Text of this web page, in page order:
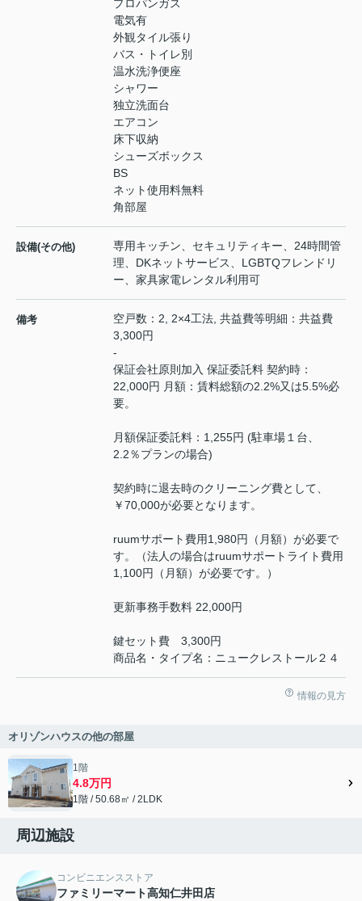
プロパンガス
電気有
外観タイル張り
バス・トイレ別
温水洗浄便座
シャワー
独立洗面台
エアコン
床下収納
シューズボックス
BS
ネット使用料無料
角部屋
設備(その他)
専用キッチン、セキュリティキー、24時間管
理、DKネットサービス、LGBTQフレンドリ
ー、家具家電レンタル利用可
備考
空戸数：2, 2×4工法, 共益費等明細：共益費
3,300円
-
保証会社原則加入 保証委託料 契約時：
22,000円 月額：賃料総額の2.2%又は5.5%必
要。
月額保証委託料：1,255円 (駐車場１台、
2.2％プランの場合)
契約時に退去時のクリーニング費として、
￥70,000が必要となります。
ruumサポート費用1,980円（月額）が必要で
す。（法人の場合はruumサポートライト費用
1,100円（月額）が必要です。）
更新事務手数料 22,000円
鍵セット費 3,300円
商品名・タイプ名：ニュークレストール２４
情報の見方
オリゾンハウスの他の部屋
1階
4.8万円
1階 / 50.68㎡ / 2LDK
周辺施設
コンビニエンスストア
ファミリーマート高知仁井田店